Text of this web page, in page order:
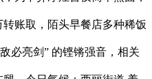
账取，陌头早餐店多种稀饭
必亮剑” 的铿锵强音，相关